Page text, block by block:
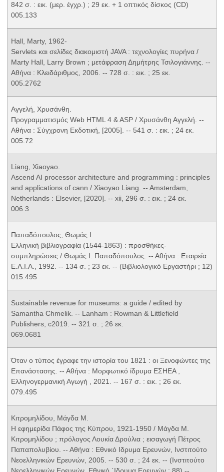
842 σ. : εικ. (μερ. έγχρ.) ; 29 εκ. + 1 οπτικός δίσκος (CD)
005.133
Hall, Marty, 1962-
Servlets και σελίδες διακομιστή JAVA : τεχνολογίες πυρήνα /
Marty Hall, Larry Brown ; μετάφραση Δημήτρης Τσιλογιάννης. --
Αθήνα : Κλειδάριθμος, 2006. -- 728 σ. : εικ. ; 25 εκ.
005.2762
Αγγελή, Χρυσάνθη.
Προγραμματισμός Web HTML 4 & ASP / Χρυσάνθη Αγγελή. --
Αθήνα : Σύγχρονη Εκδοτική, [2005]. -- 541 σ. : εικ. ; 24 εκ.
005.72
Liang, Xiaoyao.
Ascend AI processor architecture and programming : principles
and applications of cann / Xiaoyao Liang. -- Amsterdam,
Netherlands : Elsevier, [2020]. -- xii, 296 σ. : εικ. ; 24 εκ.
006.3
Παπαδόπουλος, Θωμάς Ι.
Ελληνική βιβλιογραφία (1544-1863) : προσθήκες-
συμπληρώσεις / Θωμάς Ι. Παπαδόπουλος. -- Αθήνα : Εταιρεία
Ε.Λ.Ι.Α., 1992. -- 134 σ. ; 23 εκ. -- (Βιβλιολογικό Εργαστήρι ; 12)
015.495
Sustainable revenue for museums: a guide / edited by
Samantha Chmelik. -- Lanham : Rowman & Littlefield
Publishers, c2019. -- 321 σ. ; 26 εκ.
069.0681
Όταν ο τύπος έγραφε την ιστορία του 1821 : οι Ξενοφώντες της
Επανάστασης. -- Αθήνα : Μορφωτικό ίδρυμα ΕΣΗΕΑ ,
Ελληνογερμανική Αγωγή , 2021. -- 167 σ. : εικ. ; 26 εκ.
079.495
Κιτρομηλίδου, Μάγδα Μ.
Η εφημερίδα Πάφος της Κύπρου, 1921-1950 / Μάγδα Μ.
Κιτρομηλίδου ; πρόλογος Λουκία Δρούλια ; εισαγωγή Πέτρος
Παπαπολυβίου. -- Αθήνα : Εθνικό Ιδρυμα Ερευνών, Ινστιτούτο
Νεοελληνικών Ερευνών, 2005. -- 530 σ. ; 24 εκ. -- (Ινστιτούτο